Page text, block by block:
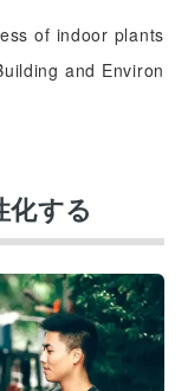
of indoor plants
and Environ
する